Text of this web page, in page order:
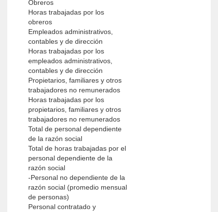
Obreros
Horas trabajadas por los
obreros
Empleados administrativos,
contables y de dirección
Horas trabajadas por los
empleados administrativos,
contables y de dirección
Propietarios, familiares y otros
trabajadores no remunerados
Horas trabajadas por los
propietarios, familiares y otros
trabajadores no remunerados
Total de personal dependiente
de la razón social
Total de horas trabajadas por el
personal dependiente de la
razón social
-Personal no dependiente de la
razón social (promedio mensual
de personas)
Personal contratado y